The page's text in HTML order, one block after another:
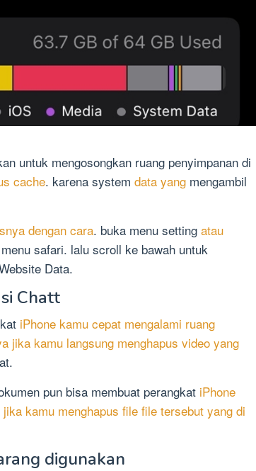
untuk mengosongkan ruang penyimpanan di
cache. karena system data yang mengambil
dengan cara. buka menu setting atau
safari. lalu scroll ke bawah untuk
Data.
Chatt
iPhone kamu cepat mengalami ruang
jika kamu langsung menghapus video yang
pun bisa membuat perangkat iPhone
kamu menghapus file file tersebut yang di
digunakan